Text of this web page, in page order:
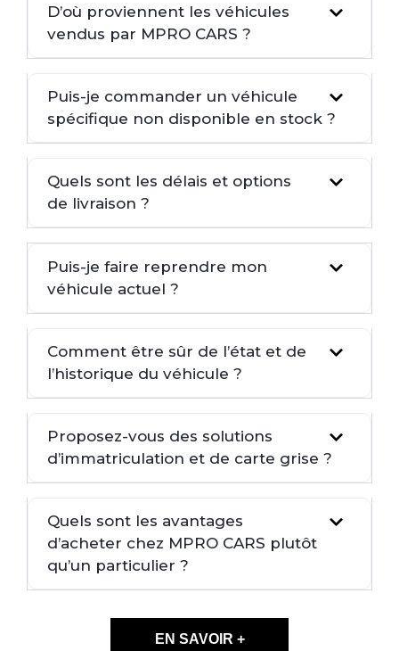
D’où proviennent les véhicules
vendus par MPRO CARS ?
Puis-je commander un véhicule
spécifique non disponible en stock ?
Quels sont les délais et options
de livraison ?
Puis-je faire reprendre mon
véhicule actuel ?
Comment être sûr de l’état et de
l’historique du véhicule ?
Proposez-vous des solutions
d’immatriculation et de carte grise ?
Quels sont les avantages
d’acheter chez MPRO CARS plutôt
qu’un particulier ?
EN SAVOIR +